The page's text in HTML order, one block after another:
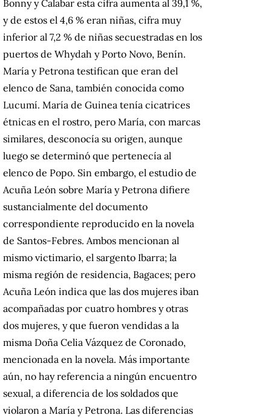
Bonny y Calabar esta cifra aumenta al 39,1 %,
y de estos el 4,6 % eran niñas, cifra muy
inferior al 7,2 % de niñas secuestradas en los
puertos de Whydah y Porto Novo, Benín.
María y Petrona testifican que eran del
elenco de Sana, también conocida como
Lucumí. María de Guinea tenía cicatrices
étnicas en el rostro, pero María, con marcas
similares, desconocía su origen, aunque
luego se determinó que pertenecía al
elenco de Popo. Sin embargo, el estudio de
Acuña León sobre María y Petrona difiere
sustancialmente del documento
correspondiente reproducido en la novela
de Santos-Febres. Ambos mencionan al
mismo victimario, el sargento Ibarra; la
misma región de residencia, Bagaces; pero
Acuña León indica que las dos mujeres iban
acompañadas por cuatro hombres y otras
dos mujeres, y que fueron vendidas a la
misma Doña Celia Vázquez de Coronado,
mencionada en la novela. Más importante
aún, no hay referencia a ningún encuentro
sexual, a diferencia de los soldados que
violaron a María y Petrona. Las diferencias